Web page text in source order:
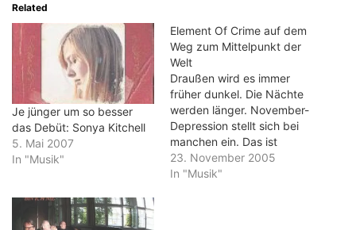
Related
Je jünger um so besser
das Debüt: Sonya Kitchell
5. Mai 2007
In "Musik"
Element Of Crime auf dem
Weg zum Mittelpunkt der
Welt
Draußen wird es immer
früher dunkel. Die Nächte
werden länger. November-
Depression stellt sich bei
manchen ein. Das ist
genau der richtige Moment
für das neue Element of
23. November 2005
In "Musik"